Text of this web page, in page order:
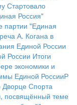
Стартовало
Россия"
партии "Единая
А. Когана в
Единой России
России Итоги
экономики и
Единой РоссииР
Дворце Спорта
посвящённый теме